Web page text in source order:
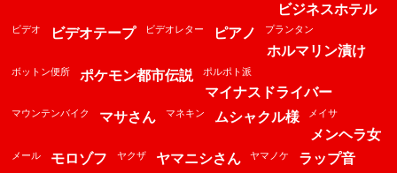
ビジネスホテル
ビデオ ビデオテープ ビデオレター ピアノ プランタン
ホルマリン漬け
ボットン便所 ポケモン都市伝説 ポルポト派
マイナスドライバー
マウンテンバイク マサさん マネキン ムシャクル様 メイサ
メンヘラ女
メール モロゾフ ヤクザ ヤマニシさん ヤマノケ ラップ音